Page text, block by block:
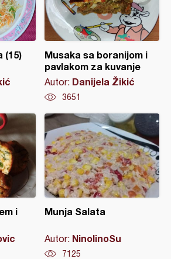
(15)
Musaka sa boranijom i
pavlakom za kuvanje
Autor: Danijela Žikić
3651
i
Munja Salata
Autor: NinolinoSu
7125